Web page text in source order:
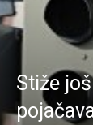
Stiže